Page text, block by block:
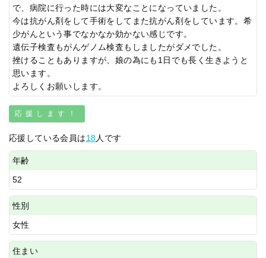
で、病院に行った時には大変なことになっていました。
今は抗がん剤をして手術をしてまた抗がん剤をしています。希
少がんという事でなかなか効かない感じです。
遺伝子検査もがんゲノム検査もしましたがダメでした。
挫けることもありますが、娘の為にも1日でも長く生きようと
思います。
よろしくお願いします。
応援します！
応援している会員は18人です
年齢
52
性別
女性
住まい